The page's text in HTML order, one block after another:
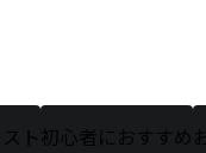
ト 初心者におすすめ